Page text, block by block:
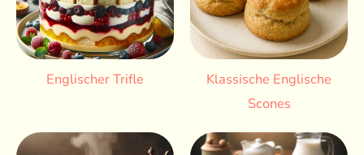
Englischer Trifle
Klassische Englische
Scones